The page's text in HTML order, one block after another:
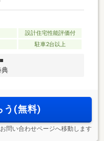
設計住宅性能評価付
駐車2台以上
う(無料)
問い合わせページへ移動します